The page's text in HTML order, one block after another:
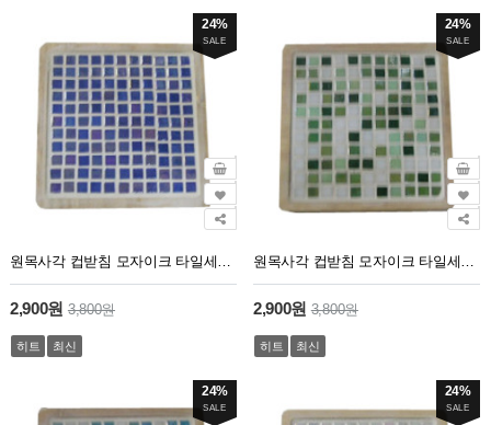
24%
SALE
원목사각 컵받침 모자이크 타일세트 9번
2,900원 3,800원
히트 최신
24%
SALE
원목사각 컵받침 모자이크 타일세트 7번
2,900원3,800원
히트 최신
24%
SALE
24%
SALE